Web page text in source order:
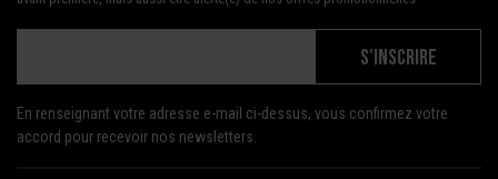
S'INSCRIRE
En renseignant votre adresse e-mail ci-dessus, vous confirmez votre
accord pour recevoir nos newsletters.